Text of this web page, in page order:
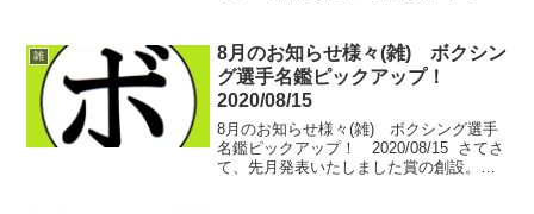
ングを！というわけで、我々もプロ仕様
で子供...
雑
8月のお知らせ様々(雑) ボクシン
グ選手名鑑ピックアップ！
2020/08/15
8月のお知らせ様々(雑) ボクシング選手
名鑑ピックアップ！ 2020/08/15 さてさ
て、先月発表いたしました賞の創設。